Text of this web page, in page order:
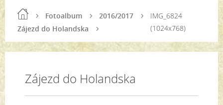
Fotoalbum
2016/2017
Zájezd do Holandska
IMG_6824
(1024x768)
Zájezd do Holandska